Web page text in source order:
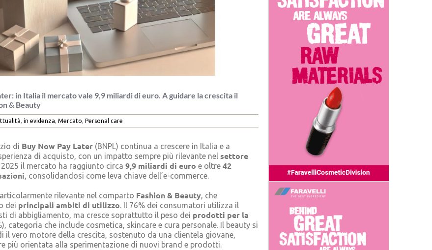
in Italia il mercato vale 9,9 miliardi di euro. A guidare la crescita il
& Beauty
, in evidenza, Mercato, Personal care
di Buy Now Pay Later(BNPL) continua a crescere in Italia e a
di acquisto, con un impatto sempre più rilevante nel settore
2025 il mercato ha raggiunto circa 9,9 miliardi di euro e oltre 42
, consolidandosi come leva chiave dell’e-commerce.
rilevante nel comparto Fashion & Beauty, che
dei principali ambiti di utilizzo. Il 76% dei consumatori utilizza il
di abbigliamento, ma cresce soprattutto il peso dei prodotti per la
categoria che include cosmetica, skincare e cura personale. Il beauty si
il vero motore della crescita, sostenuto da una clientela giovane,
più orientata alla sperimentazione di nuovi brand e prodotti.